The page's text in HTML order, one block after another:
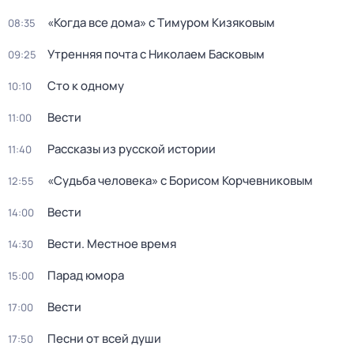
08:35 «Когда все дома» с Тимуром Кизяковым
09:25 Утренняя почта с Николаем Басковым
10:10 Сто к одному
11:00 Вести
11:40 Рассказы из русской истории
12:55 «Судьба человека» с Борисом Корчевниковым
14:00 Вести
14:30 Вести. Местное время
15:00 Парад юмора
17:00 Вести
17:50 Песни от всей души